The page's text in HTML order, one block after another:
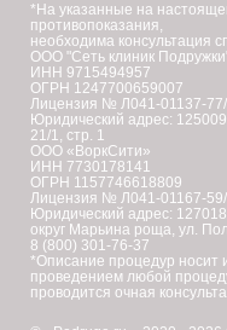
*На указанные на
противопоказания,
необходима консультация
ООО "Сеть клиник
ИНН 9715494957
ОГРН 1247700659007
Лицензия № Л041-01137-
Юридический адрес:
21/1, стр. 1
ООО «ВоркСити»
ИНН 7730178141
ОГРН 1157746618809
Лицензия № Л041-01167-
Юридический адрес:
округ Марьина роща, ул.
8 (800) 301-76-37
*Описание процедур
проведением любой
проводится очная